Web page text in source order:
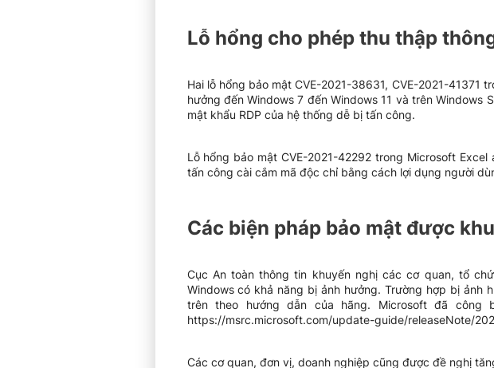
Lỗ hổng cho phép thu thập
Hai lỗ hổng bảo mật CVE-2021-38631, CVE-2021-41371
hưởng đến Windows 7 đến Windows 11 và trên
mật khẩu RDP của hệ thống dễ bị tấn công.
Lỗ hổng bảo mật CVE-2021-42292 trong Microsoft
tấn công cài cắm mã độc chỉ bằng cách lợi dụng người
Các biện pháp bảo mật được
Cục An toàn thông tin khuyến nghị các cơ quan, tổ
Windows có khả năng bị ảnh hưởng. Trường hợp bị
trên theo hướng dẫn của hãng. Microsoft đã
https://msrc.microsoft.com/update-guide/releaseNote/
Các cơ quan, đơn vị, doanh nghiệp cũng được đề nghị